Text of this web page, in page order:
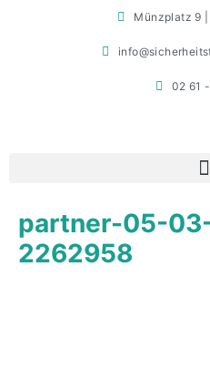
Münzplatz 9
02 61
partner-05-
2262958